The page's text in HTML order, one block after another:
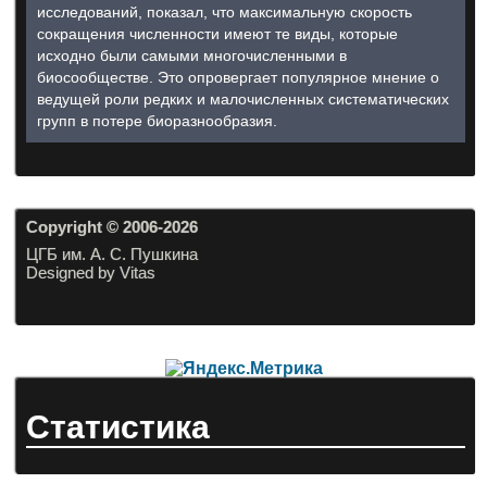
исследований, показал, что максимальную скорость
сокращения численности имеют те виды, которые
исходно были самыми многочисленными в
биосообществе. Это опровергает популярное мнение о
ведущей роли редких и малочисленных систематических
групп в потере биоразнообразия.
Copyright © 2006-2026
ЦГБ им. А. С. Пушкина
Designed by Vitas
Статистика